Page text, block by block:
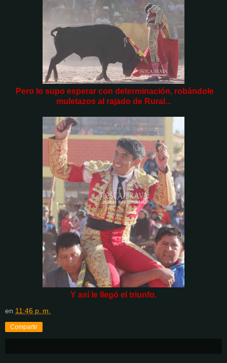
Pero lo supo esperar con determinación, robándole
muletazos al rajado de Rural...
Y así le llegó el triunfo.
en 11:46 p. m.
Compartir